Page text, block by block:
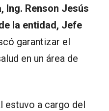
Ing. Renson Jesús
la entidad, Jefe
garantizar el
en un área de
estuvo a cargo del